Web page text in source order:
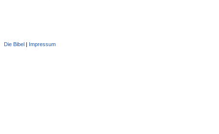
Die Bibel | Impressum